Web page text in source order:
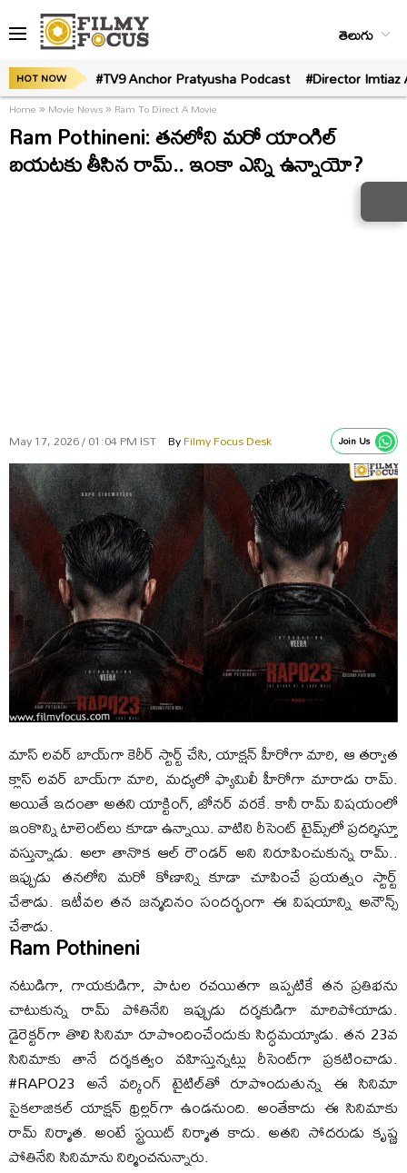
తెలుగు
HOT NOW #TV9 Anchor Pratyusha Podcast #Director
Home» Movie News» Ram To Direct A Movie
Ram Pothineni: తనలోని మరో యాంగిల్‌
బయటకు తీసిన రామ్‌.. ఇంకా ఎన్ని ఉన్నాయో?
May 17, 2026 / 01:04 PM IST ByFilmy Focus Desk Join Us
మాస్‌ లవర్‌ బాయ్‌గా కెరీర్‌ స్టార్ట్‌ చేసి, యాక్షన్‌ హీరోగా మారి, ఆ తర్వాత
క్లాస్‌ లవర్‌ బాయ్‌గా మారి, మధ్యలో ఫ్యామిలీ హీరోగా మారాడు రామ్‌.
అయితే ఇదంతా అతని యాక్టింగ్‌, జోనర్‌ వరకే. కానీ రామ్‌ విషయంలో
ఇంకొన్ని టాలెంట్‌లు కూడా ఉన్నాయి. వాటిని రీసెంట్‌ టైమ్స్‌లో ప్రదర్శిస్తూ
వస్తున్నాడు. అలా తానొక ఆల్‌ రౌండర్‌ అని నిరూపించుకున్న రామ్‌..
ఇప్పుడు తనలోని మరో కోణాన్ని కూడా చూపించే ప్రయత్నం స్టార్ట్‌
చేశాడు. ఇటీవల తన జన్మదినం సందర్భంగా ఈ విషయాన్ని అనౌన్స్‌
చేశాడు.
Ram Pothineni
నటుడిగా, గాయకుడిగా, పాటల రచయితగా ఇప్పటికే తన ప్రతిభను
చాటుకున్న రామ్‌ పోతినేని ఇప్పుడు దర్శకుడిగా మారిపోయాడు.
డైరెక్టర్‌గా తొలి సినిమా రూపొందించేందుకు సిద్ధమయ్యాడు. తన 23వ
సినిమాకు తానే దర్శకత్వం వహిస్తున్నట్లు రీసెంట్‌గా ప్రకటించాడు.
#RAPO23 అనే వర్కింగ్‌ టైటిల్‌తో రూపొందుతున్న ఈ సినిమా
సైకలాజికల్‌ యాక్షన్‌ థ్రిల్లర్‌గా ఉండనుంది. అంతేకాదు ఈ సినిమాకు
రామ్‌ నిర్మాత. అంటే స్ట్రయిట్‌ నిర్మాత కాదు. అతని సోదరుడు కృష్ణ
పోతినేని సినిమాను నిర్మించనున్నారు.